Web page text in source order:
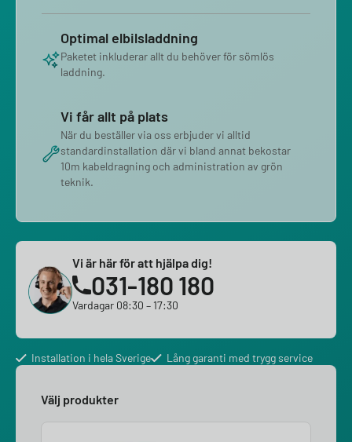
Optimal elbilsladdning
Paketet inkluderar allt du behöver för sömlös
laddning.
Vi får allt på plats
När du beställer via oss erbjuder vi alltid
standardinstallation där vi bland annat bekostar
10m kabeldragning och administration av grön
teknik.
Vi är här för att hjälpa dig!
031-180 180
Vardagar 08:30 – 17:30
Installation i hela Sverige Lång garanti med trygg service
Välj produkter